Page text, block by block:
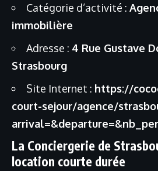
Catégorie d’activité :
immobilière
Adresse : 4 Rue Gustave
Strasbourg
Site Internet : https://
court-sejour/agence/
La Conciergerie de
location courte durée